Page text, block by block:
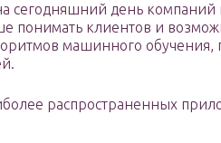
сегодняшний день компаний
понимать клиентов и
машинного обучения,
распространенных